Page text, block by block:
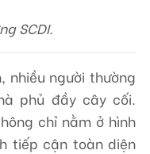
SCDI.
nhiều người thường
phủ đầy cây cối.
chỉ nằm ở hình
tiếp cận toàn diện